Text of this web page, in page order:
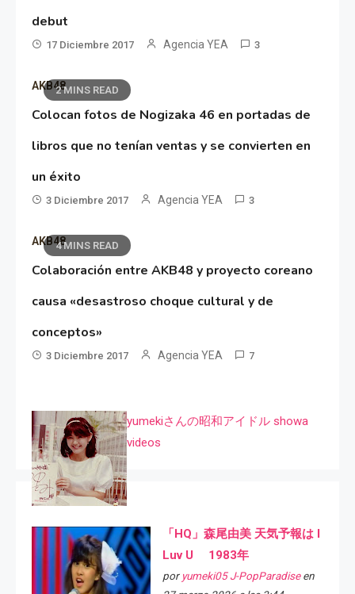
debut
17 Diciembre 2017 Agencia YEA 3
2 MINS READ
AKB48
Colocan fotos de Nogizaka 46 en portadas de
libros que no tenían ventas y se convierten en
un éxito
3 Diciembre 2017 Agencia YEA 3
4 MINS READ
AKB48
Colaboración entre AKB48 y proyecto coreano
causa «desastroso choque cultural y de
conceptos»
3 Diciembre 2017 Agencia YEA 7
yumekiさんの昭和アイドル showa
videos
「HQ」森尾由美 天気予報は I
Luv U 1983年
por yumeki05 J-PopParadiseen